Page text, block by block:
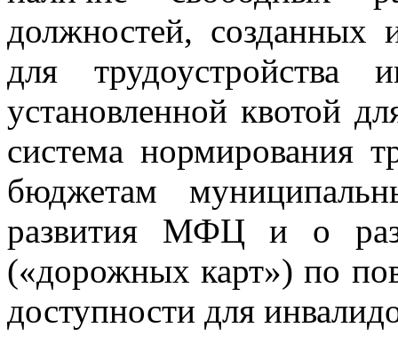
должностей, созданных
для трудоустройства
установленной квотой
система нормирования
бюджетам
развития МФЦ и о
(«дорожных карт») по
доступности для